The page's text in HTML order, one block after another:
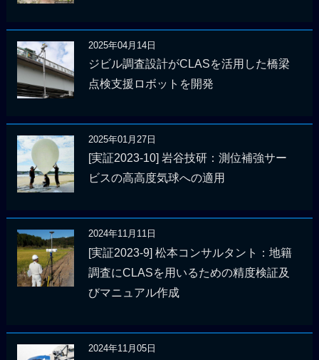
2025年04月14日
ジビル調査設計がCLASを活用した橋梁
点検支援ロボットを開発
2025年01月27日
[実証2023-10] 岩谷技研：測位補強サー
ビスの高高度気球への適用
2024年11月11日
[実証2023-9] 松本コンサルタント：地籍
調査にCLASを用いるための精度検証及
びマニュアル作成
2024年11月05日